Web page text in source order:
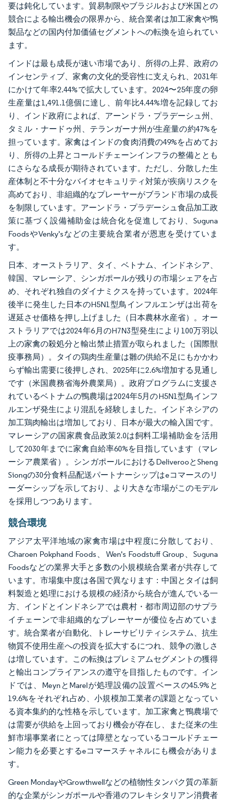
要は鈍化しています。貿易制限やブラジルおよび米国との
競合による輸出機会の限界から、統合業者は加工家禽や鴨
製品などの国内付加価値セグメントへの転換を迫られてい
ます。
インドは最も成長が速い市場であり、所得の上昇、政府の
インセンティブ、家禽の文化的受容性に支えられ、2031年
にかけて年率2.44%で拡大しています。2024〜25年度の卵
生産量は1,491.1億個に達し、前年比4.44%増を記録してお
り、インド政府によれば、アーンドラ・プラデーシュ州、
タミル・ナードゥ州、テランガーナ州が生産量の約47%を
担っています。家禽はインドの食肉消費の49%を占めてお
り、所得の上昇とコールドチェーンインフラの整備ととも
にさらなる成長が期待されています。ただし、分散した生
産体制と不十分なバイオセキュリティ対策が疾病リスクを
高めており、非組織的なプレーヤーがブランド市場の成長
を制限しています。アーンドラ・プラデーシュ食品加工政
策に基づく設備補助金は統合化を促進しており、Suguna
FoodsやVenky'sなどの主要統合業者が恩恵を受けていま
す。
日本、オーストラリア、タイ、ベトナム、インドネシア、
韓国、マレーシア、シンガポールが残りの市場シェアを占
め、それぞれ独自のダイナミクスを持っています。2024年
後半に発生した日本のH5N1型鳥インフルエンザは出荷を
遅延させ価格を押し上げました（日本農林水産省）。オー
ストラリアでは2024年6月のH7N3型発生により100万羽以
上の家禽の殺処分と輸出禁止措置が取られました（国際獣
疫事務局）。タイの鶏肉生産量は雛の供給不足にもかかわ
らず輸出需要に後押しされ、2025年に2.6%増加する見通し
です（米国農務省海外農業局）。政府プログラムに支援さ
れているベトナムの鴨農場は2024年5月のH5N1型鳥インフ
ルエンザ発生により混乱を経験しました。インドネシアの
加工鶏肉輸出は増加しており、日本が最大の輸入国です。
マレーシアの国家農食品政策2.0は飼料工場補助金を活用
して2030年までに家禽自給率60%を目指しています（マレ
ーシア農業省）。シンガポールにおけるDeliverooとSheng
Siongの30分食料品配送パートナーシップはeコマースのリ
ーダーシップを示しており、より大きな市場がこのモデル
を採用しつつあります。
競合環境
アジア太平洋地域の家禽市場は中程度に分散しており、
Charoen Pokphand Foods、Wen's Foodstuff Group、Suguna
Foodsなどの業界大手と多数の小規模統合業者が共存して
います。市場集中度は各国で異なります：中国とタイは飼
料製造と処理における規模の経済から統合が進んでいる一
方、インドとインドネシアでは農村・都市周辺部のサプラ
イチェーンで非組織的なプレーヤーが優位を占めていま
す。統合業者が自動化、トレーサビリティシステム、抗生
物質不使用生産への投資を拡大するにつれ、競争の激しさ
は増しています。この転換はプレミアムセグメントの獲得
と輸出コンプライアンスの遵守を目指したものです。イン
ドでは、MeynとMarelが処理設備の設置ベースの45.9%と
19.6%をそれぞれ占め、小規模加工業者の課題となってい
る資本集約的な性格を示しています。加工家禽と鴨農場で
は需要が供給を上回っており機会が存在し、また従来の生
鮮市場事業者にとっては障壁となっているコールドチェー
ン能力を必要とするeコマースチャネルにも機会がありま
す。
Green MondayやGrowthwellなどの植物性タンパク質の革新
的な企業がシンガポールや香港のフレキシタリアン消費者